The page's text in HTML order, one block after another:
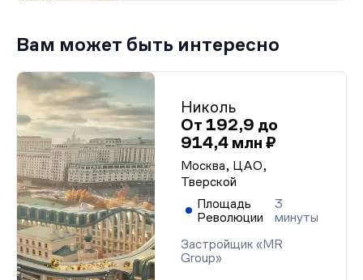
Вам может быть интересно
Николь
От 192,9 до
914,4 млн ₽
Москва, ЦАО,
Тверской
Площадь
Революции
3
минуты
Застройщик «MR
Group»